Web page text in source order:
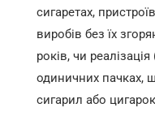
сигаретах,
виробів без їх
років, чи
одиничних пачках,
сигарил або